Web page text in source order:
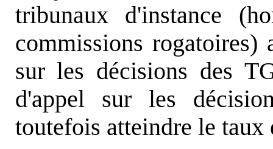
tribunaux d'instance
commissions
sur les décisions des
d'appel sur les
toutefois atteindre le taux